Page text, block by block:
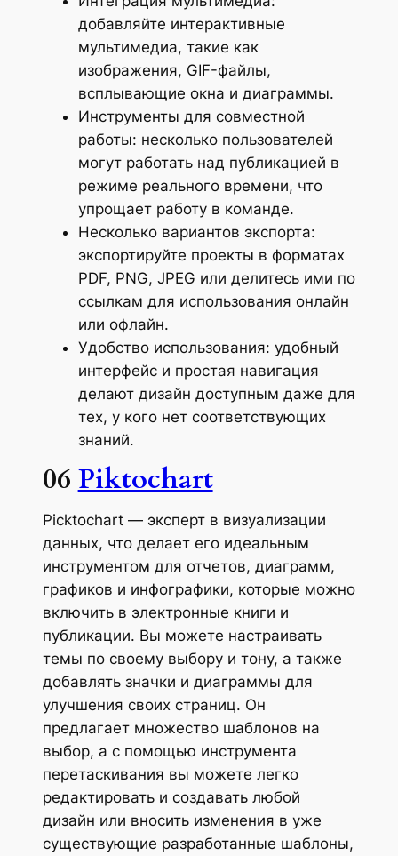
добавляйте интерактивные
мультимедиа, такие как
изображения, GIF-файлы,
всплывающие окна и диаграммы.
Инструменты для совместной
работы: несколько пользователей
могут работать над публикацией в
режиме реального времени, что
упрощает работу в команде.
Несколько вариантов экспорта:
экспортируйте проекты в форматах
PDF, PNG, JPEG или делитесь ими по
ссылкам для использования онлайн
или офлайн.
Удобство использования: удобный
интерфейс и простая навигация
делают дизайн доступным даже для
тех, у кого нет соответствующих
знаний.
06 Piktochart
Picktochart — эксперт в визуализации
данных, что делает его идеальным
инструментом для отчетов, диаграмм,
графиков и инфографики, которые можно
включить в электронные книги и
публикации. Вы можете настраивать
темы по своему выбору и тону, а также
добавлять значки и диаграммы для
улучшения своих страниц. Он
предлагает множество шаблонов на
выбор, а с помощью инструмента
перетаскивания вы можете легко
редактировать и создавать любой
дизайн или вносить изменения в уже
существующие разработанные шаблоны,